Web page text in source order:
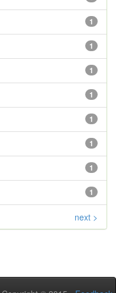
1
1
1
1
1
1
1
1
next >